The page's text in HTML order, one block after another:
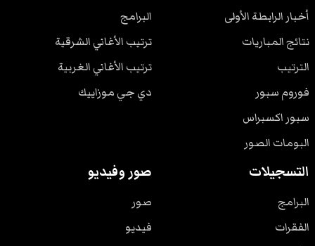
أخبار الرابطة الأولى
نتائج المباريات
الترتيب
فوروم سبور
سبور اكسبراس
البومات الصور
البرامج
ترتيب الأغاني الشرقية
ترتيب الأغاني الغربية
دي جي موزاييك
التسجيلات
البرامج
الفقرات
صور وفيديو
صور
فيديو